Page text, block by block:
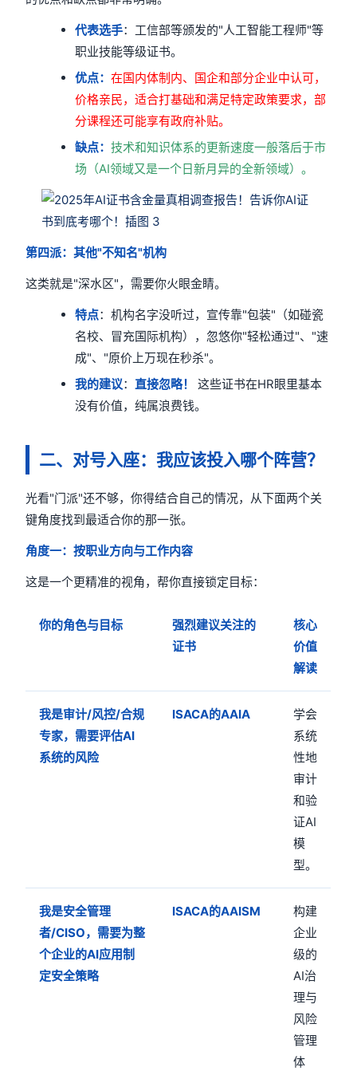
代表选手：工信部等颁发的"人工智能工程师"等
职业技能等级证书。
优点：在国内体制内、国企和部分企业中认可，
价格亲民，适合打基础和满足特定政策要求，部
分课程还可能享有政府补贴。
缺点：技术和知识体系的更新速度一般落后于市
场（AI领域又是一个日新月异的全新领域）。
第四派：其他"不知名"机构
这类就是"深水区"，需要你火眼金睛。
特点：机构名字没听过，宣传靠"包装"（如碰瓷
名校、冒充国际机构），忽悠你"轻松通过"、"速
成"、"原价上万现在秒杀"。
我的建议：直接忽略！
这些证书在HR眼里基本
没有价值，纯属浪费钱。
二、对号入座：我应该投入哪个阵营？
光看"门派"还不够，你得结合自己的情况，从下面两个关
键角度找到最适合你的那一张。
角度一：按职业方向与工作内容
这是一个更精准的视角，帮你直接锁定目标：
你的角色与目标
强烈建议关注的
证书
核心
价值
解读
我是审计/风控/合规
专家，需要评估AI
系统的风险
ISACA的AAIA
学会
系统
性地
审计
和验
证AI
模
型。
我是安全管理
者/CISO，需要为整
个企业的AI应用制
定安全策略
ISACA的AAISM
构建
企业
级的
AI治
理与
风险
管理
体